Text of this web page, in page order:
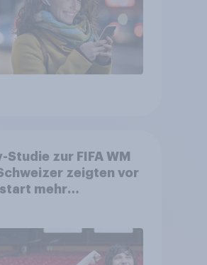
Studie zur FIFA WM
zeigten vor
mehr